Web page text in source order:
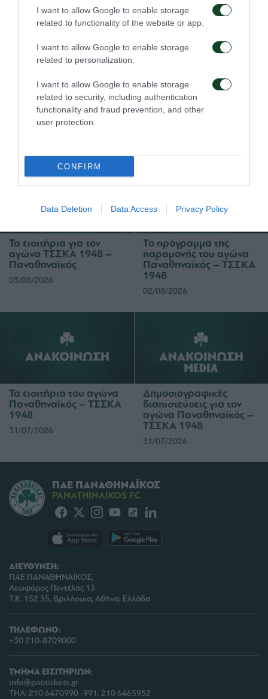
I want to allow Google to enable storage
related to functionality of the website or app.
I want to allow Google to enable storage
related to personalization.
I want to allow Google to enable storage
related to security, including authentication
functionality and fraud prevention, and other
user protection.
CONFIRM
Data Deletion Data Access Privacy Policy
Οδηγίες προς τους
φιλάθλους για την
αποψινή προσέλευση
στο ΟΑΚΑ
Η ΠΑΕ Παναθηναϊκός
παρουσιάζει το νέο
υπερσύγχρονο πούλμαν
Τα εισιτήρια για τον
αγώνα ΤΣΣΚΑ 1948 –
Παναθηναϊκός
03/08/2026
Το πρόγραμμα της
παραμονής του αγώνα
Παναθηναϊκός – ΤΣΣΚΑ
1948
02/08/2026
Τα εισιτήρια του αγώνα
Παναθηναϊκός – ΤΣΣΚΑ
1948
31/07/2026
Δημοσιογραφικές
διαπιστεύσεις για τον
αγώνα Παναθηναϊκός –
ΤΣΣΚΑ 1948
31/07/2026
ΔΙΕΥΘΥΝΣΗ:
ΠΑΕ ΠΑΝΑΘΗΝΑΪΚΟΣ,
Λεωφόρος Πεντέλης 13
Τ.Κ. 152 35, Βριλήσσια, Αθήνα, Ελλάδα
ΤΗΛΕΦΩΝΟ:
+30 210-8709000
ΤΜΗΜΑ ΕΙΣΙΤΗΡΙΩΝ:
info@paotickets.gr
ΤΗΛ: 210 6470990 -991, 210 6465952
ΠΑΕ ΠΑΝΑΘΗΝΑΪΚΟΣ
PANATHINAIKOS FC